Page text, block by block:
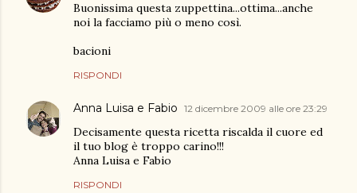
Buonissima questa zuppettina...ottima...anche
noi la facciamo più o meno così.
bacioni
RISPONDI
Anna Luisa e Fabio 12 dicembre 2009 alle ore 23:29
Decisamente questa ricetta riscalda il cuore ed
il tuo blog è troppo carino!!!
Anna Luisa e Fabio
RISPONDI